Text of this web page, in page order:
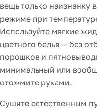
вещь только наизнанку
режиме при
Используйте мягкие
цветного белья — без
порошков и
минимальный или
отожмите руками.
Сушите естественным